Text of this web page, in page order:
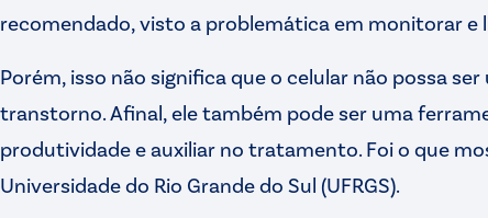
recomendado, visto a problemática em monitorar e
Porém, isso não significa que o celular não possa
transtorno. Afinal, ele também pode ser uma
produtividade e auxiliar no tratamento. Foi o que
Universidade do Rio Grande do Sul (UFRGS).